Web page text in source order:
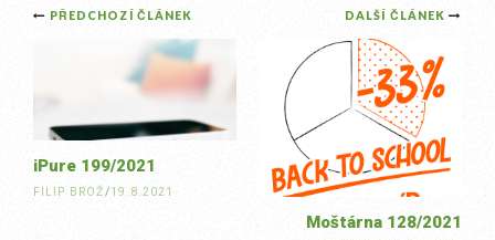
Post
navigation
DALŠÍ ČLÁNEK
Moštárna 128/2021
PŘEDCHOZÍ ČLÁNEK
iPure 199/2021
FILIP BROŽ/19.8.2021